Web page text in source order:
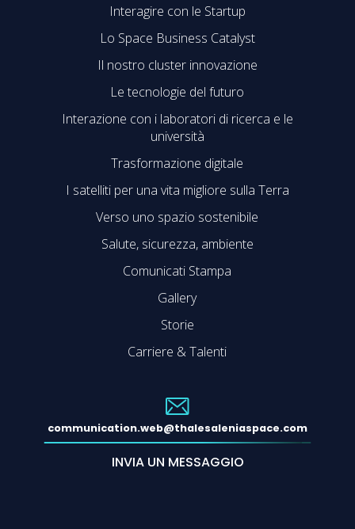
Interagire con le Startup
Lo Space Business Catalyst
Il nostro cluster innovazione
Le tecnologie del futuro
Interazione con i laboratori di ricerca e le
università
Trasformazione digitale
I satelliti per una vita migliore sulla Terra
Verso uno spazio sostenibile
Salute, sicurezza, ambiente
Comunicati Stampa
Gallery
Storie
Carriere & Talenti
communication.web@thalesaleniaspace.com
INVIA UN MESSAGGIO